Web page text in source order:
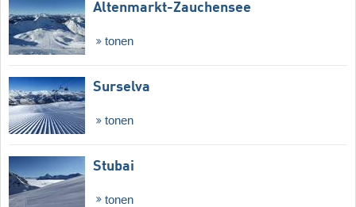
Altenmarkt-Zauchensee
tonen
Surselva
tonen
Stubai
tonen